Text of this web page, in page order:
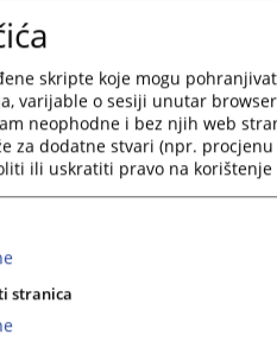
linkovi
koristenje
unija. Za njen sadržaj isključivo je odgovorno
ne odražava nužno stavove Evropske unije.
skripte koje mogu
varijable o sesiji unutar
neophodne i bez njih web
za dodatne stvari (npr.
ili uskratiti pravo na
stranica